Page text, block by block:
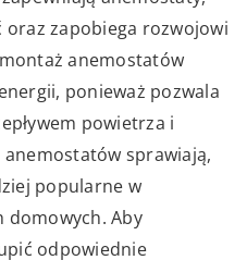
zapobiega rozwojowi
anemostatów
ponieważ pozwala
powietrza i
sprawiają,
popularne w
domowych. Aby
odpowiednie